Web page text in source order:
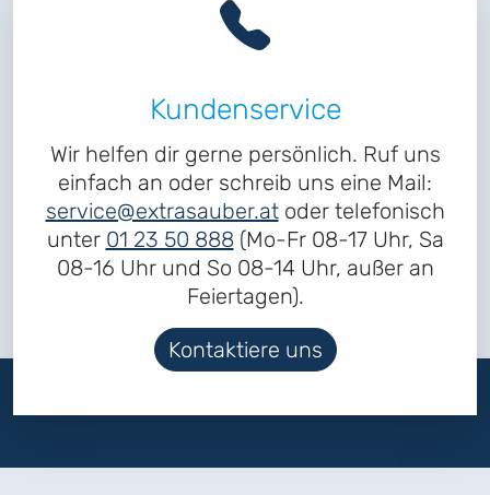
Kundenservice
Wir helfen dir gerne persönlich. Ruf uns
einfach an oder schreib uns eine Mail:
service@extrasauber.atoder telefonisch
unter 01 23 50 888 (Mo-Fr 08-17 Uhr, Sa
08-16 Uhr und So 08-14 Uhr, außer an
Feiertagen).
Kontaktiere uns